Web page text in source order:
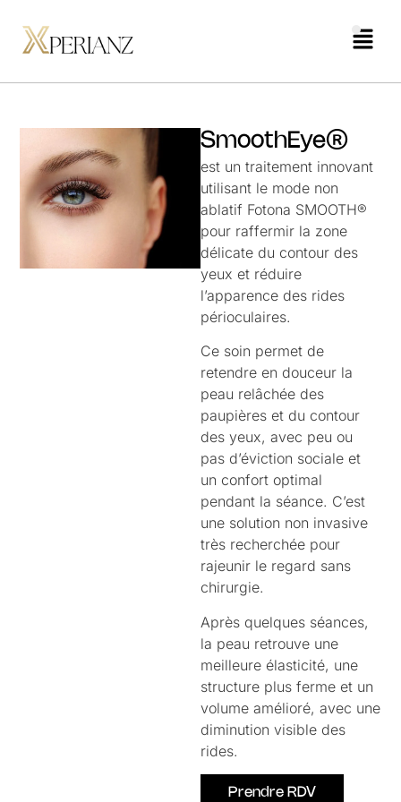
SmoothEye®
est un traitement innovant
utilisant le mode non
ablatif Fotona SMOOTH®
pour raffermir la zone
délicate du contour des
yeux et réduire
l’apparence des rides
périoculaires.
Ce soin permet de
retendre en douceur la
peau relâchée des
paupières et du contour
des yeux, avec peu ou
pas d’éviction sociale et
un confort optimal
pendant la séance. C’est
une solution non invasive
très recherchée pour
rajeunir le regard sans
chirurgie.
Après quelques séances,
la peau retrouve une
meilleure élasticité, une
structure plus ferme et un
volume amélioré, avec une
diminution visible des
rides.
Prendre RDV